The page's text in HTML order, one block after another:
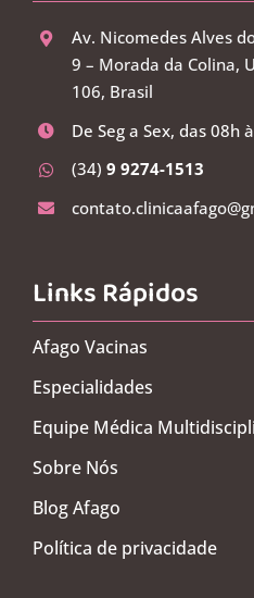
Av. Nicomedes Alves
9 – Morada da Colina,
106, Brasil
De Seg a Sex, das 08h
(34) 9 9274-1513
Links Rápidos
Afago Vacinas
Especialidades
Equipe Médica
Sobre Nós
Blog Afago
Política de privacidade